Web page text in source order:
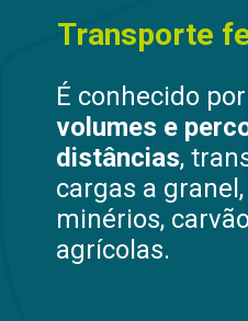
Transporte
É conhecido
volumes e
distâncias,
cargas a
minérios,
agrícolas.